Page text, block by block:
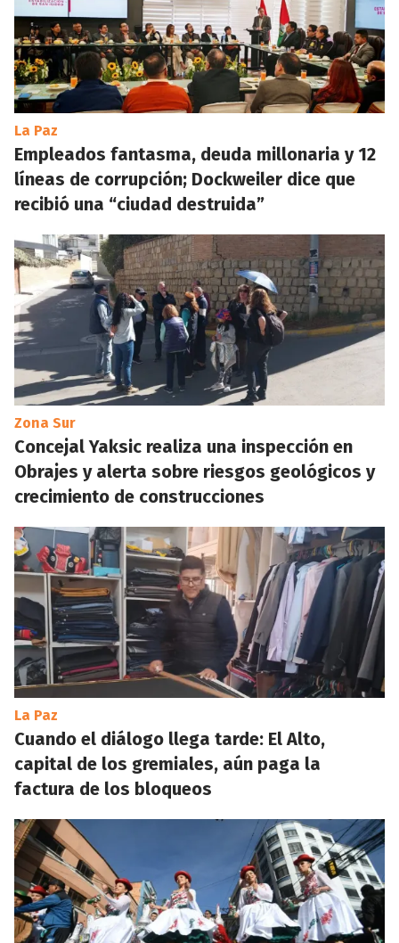
La Paz
Empleados fantasma, deuda millonaria y 12
líneas de corrupción; Dockweiler dice que
recibió una “ciudad destruida”
Zona Sur
Concejal Yaksic realiza una inspección en
Obrajes y alerta sobre riesgos geológicos y
crecimiento de construcciones
La Paz
Cuando el diálogo llega tarde: El Alto,
capital de los gremiales, aún paga la
factura de los bloqueos